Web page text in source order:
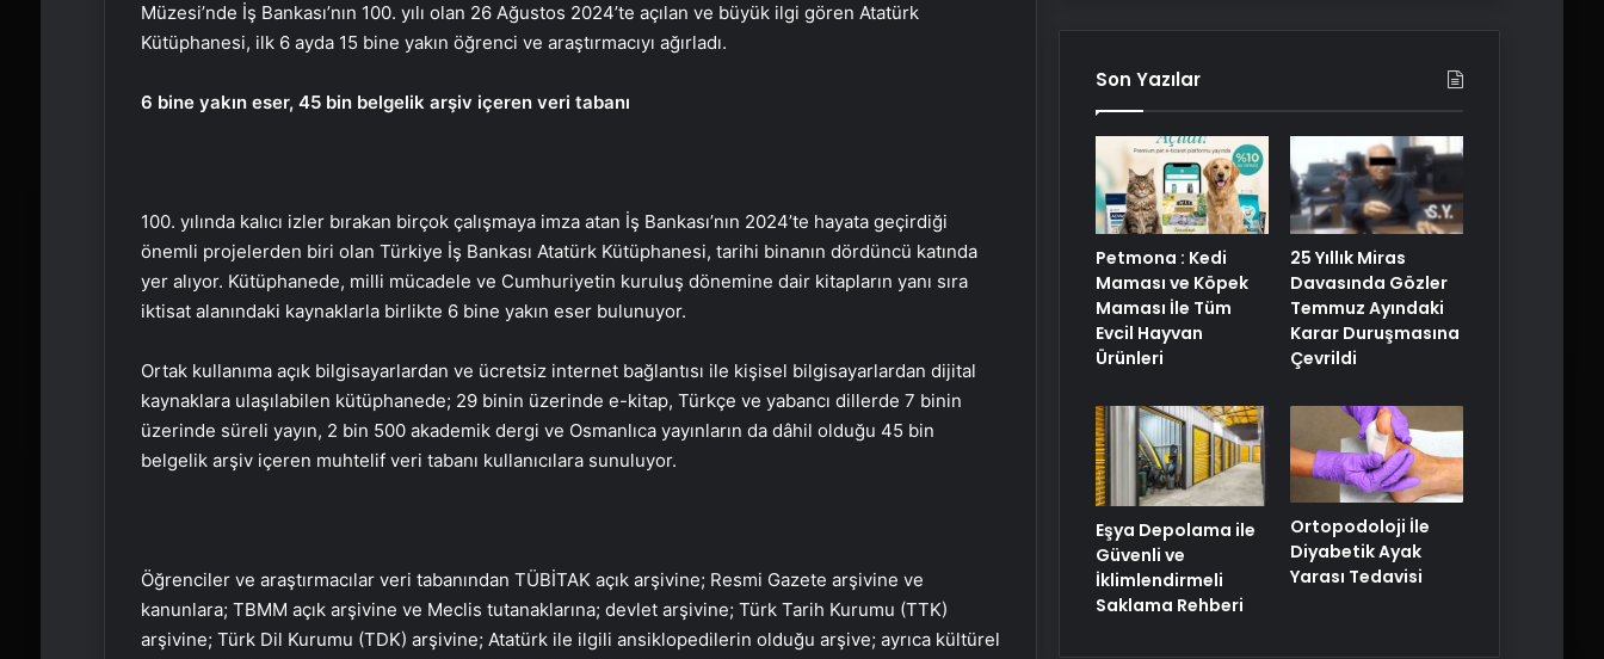
Müzesi’nde İş Bankası’nın 100. yılı olan 26 Ağustos 2024’te açılan ve büyük ilgi gören Atatürk
Kütüphanesi, ilk 6 ayda 15 bine yakın öğrenci ve araştırmacıyı ağırladı.
6 bine yakın eser, 45 bin belgelik arşiv içeren veri tabanı
100. yılında kalıcı izler bırakan birçok çalışmaya imza atan İş Bankası’nın 2024’te hayata geçirdiği
önemli projelerden biri olan Türkiye İş Bankası Atatürk Kütüphanesi, tarihi binanın dördüncü katında
yer alıyor. Kütüphanede, milli mücadele ve Cumhuriyetin kuruluş dönemine dair kitapların yanı sıra
iktisat alanındaki kaynaklarla birlikte 6 bine yakın eser bulunuyor.
Ortak kullanıma açık bilgisayarlardan ve ücretsiz internet bağlantısı ile kişisel bilgisayarlardan dijital
kaynaklara ulaşılabilen kütüphanede; 29 binin üzerinde e-kitap, Türkçe ve yabancı dillerde 7 binin
üzerinde süreli yayın, 2 bin 500 akademik dergi ve Osmanlıca yayınların da dâhil olduğu 45 bin
belgelik arşiv içeren muhtelif veri tabanı kullanıcılara sunuluyor.
Öğrenciler ve araştırmacılar veri tabanından TÜBİTAK açık arşivine; Resmi Gazete arşivine ve
kanunlara; TBMM açık arşivine ve Meclis tutanaklarına; devlet arşivine; Türk Tarih Kurumu (TTK)
arşivine; Türk Dil Kurumu (TDK) arşivine; Atatürk ile ilgili ansiklopedilerin olduğu arşive; ayrıca kültürel
Son Yazılar
Petmona : Kedi
Maması ve Köpek
Maması İle Tüm
Evcil Hayvan
Ürünleri
25 Yıllık Miras
Davasında Gözler
Temmuz Ayındaki
Karar Duruşmasına
Çevrildi
Eşya Depolama ile
Güvenli ve
İklimlendirmeli
Saklama Rehberi
Ortopodoloji İle
Diyabetik Ayak
Yarası Tedavisi